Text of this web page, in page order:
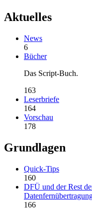
Aktuelles
News
6
Bücher
Das Script-Buch.
163
Leserbriefe
164
Vorschau
178
Grundlagen
Quick-Tips
160
DFÜ und der Rest
166